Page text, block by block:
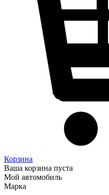
Корзина
Ваша корзина пуста
Мой автомобиль
Марка